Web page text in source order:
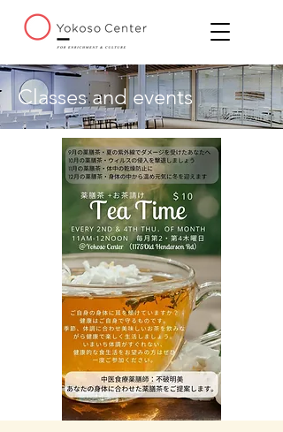
Classes and events